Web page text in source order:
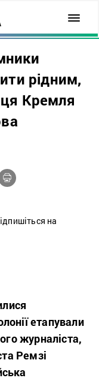
рідним,
Кремля
на
етапували
журналіста,
Ремзі